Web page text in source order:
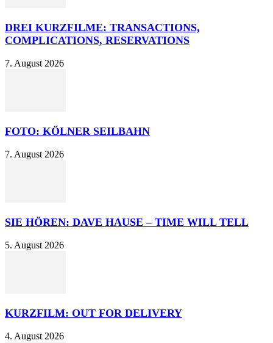
DREI KURZFILME: TRANSACTIONS,
COMPLICATIONS, RESERVATIONS
7. August 2026
FOTO: KÖLNER SEILBAHN
7. August 2026
SIE HÖREN: DAVE HAUSE – TIME WILL TELL
5. August 2026
KURZFILM: OUT FOR DELIVERY
4. August 2026